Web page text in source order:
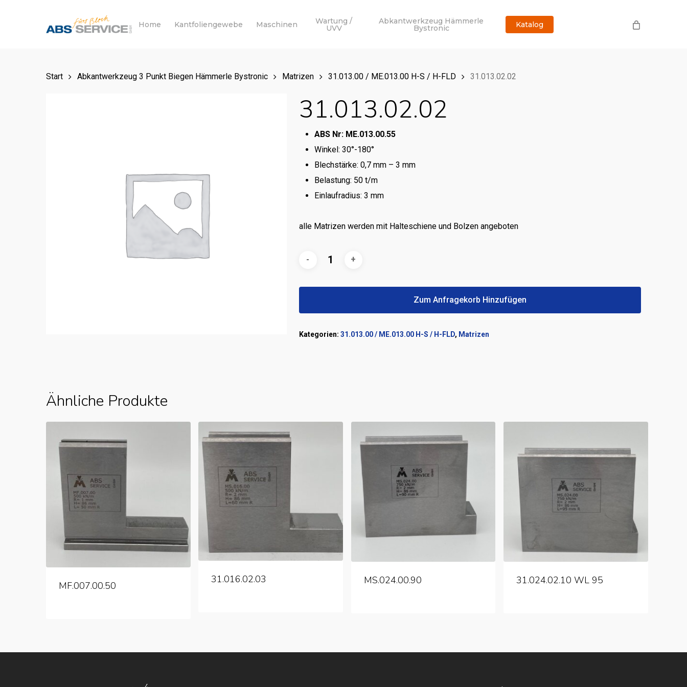
Home Kantfoliengewebe Maschinen Wartung /
UVV
Abkantwerkzeug Hämmerle
Bystronic Katalog
Start Abkantwerkzeug 3 Punkt Biegen Hämmerle Bystronic Matrizen 31.013.00 / ME.013.00 H-S / H-FLD 31.013.02.02
31.013.02.02
ABS Nr: ME.013.00.55
Winkel: 30°-180°
Blechstärke: 0,7 mm – 3 mm
Belastung: 50 t/m
Einlaufradius: 3 mm
alle Matrizen werden mit Halteschiene und Bolzen angeboten
Zum Anfragekorb Hinzufügen
Kategorien: 31.013.00 / ME.013.00 H-S / H-FLD, Matrizen
Ähnliche Produkte
MF.007.00.50
31.016.02.03 MS.024.00.90 31.024.02.10 WL 95